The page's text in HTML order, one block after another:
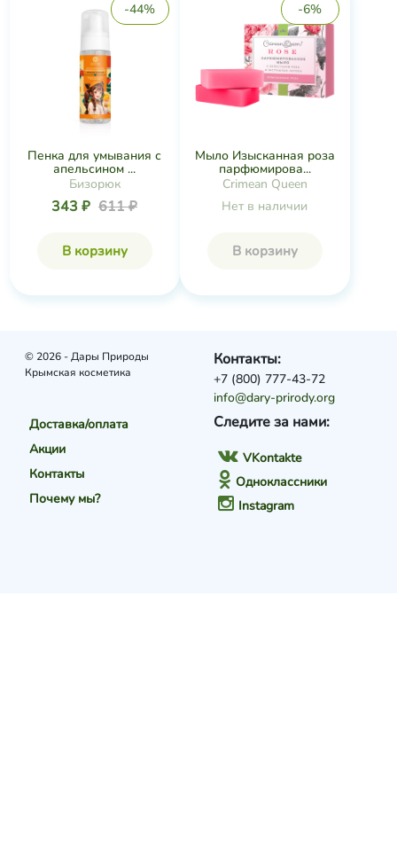
-44%
Пенка для умывания с
апельсином ...
Бизорюк
343 ₽ 611 ₽
В корзину
-6%
Мыло Изысканная роза
парфюмирова...
Crimean Queen
Нет в наличии
В корзину
© 2026 - Дары Природы
Крымская косметика
Доставка/оплата
Акции
Контакты
Почему мы?
Следите за нами:
VKontakte
Одноклассники
Instagram
Контакты:
+7 (800) 777-43-72
info@dary-prirody.org